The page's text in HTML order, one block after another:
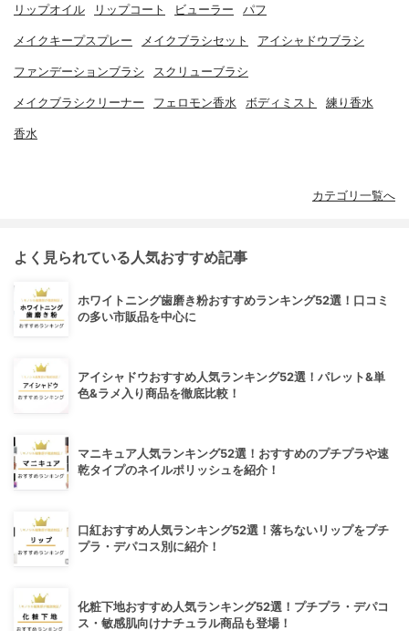
リップオイル リップコート ビューラー パフ
メイクキープスプレー メイクブラシセット アイシャドウブラシ
ファンデーションブラシ スクリューブラシ
メイクブラシクリーナー フェロモン香水 ボディミスト 練り香水
香水
カテゴリ一覧へ
よく見られている人気おすすめ記事
ホワイトニング歯磨き粉おすすめランキング52選！口コミ
の多い市販品を中心に
アイシャドウおすすめ人気ランキング52選！パレット&単
色&ラメ入り商品を徹底比較！
マニキュア人気ランキング52選！おすすめのプチプラや速
乾タイプのネイルポリッシュを紹介！
口紅おすすめ人気ランキング52選！落ちないリップをプチ
プラ・デパコス別に紹介！
化粧下地おすすめ人気ランキング52選！プチプラ・デパコ
ス・敏感肌向けナチュラル商品も登場！